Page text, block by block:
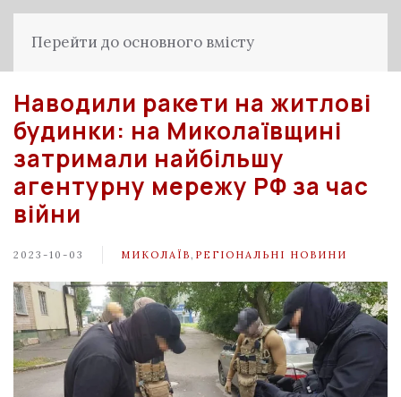
Перейти до основного вмісту
Наводили ракети на житлові
будинки: на Миколаївщині
затримали найбільшу
агентурну мережу РФ за час
війни
2023-10-03 МИКОЛАЇВ РЕГІОНАЛЬНІ НОВИНИ